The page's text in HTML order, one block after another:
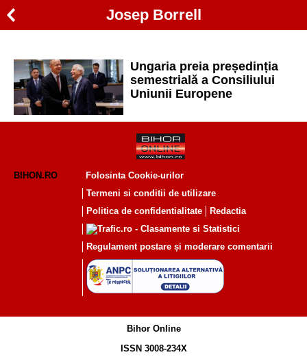
Josep Borrell
Ungaria preia președinția
semestrială a Consiliului
Uniunii Europene
BIHON.RO
Folosinta Cookie-urilor
Termeni si conditii de utilizare
Politica de confidentialitate
Redactia
Regulament postare și moderare comentarii
Bihor Online
ISSN 3008-234X